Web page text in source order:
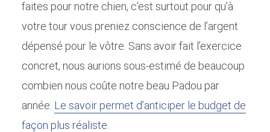
faites pour notre chien, c’est surtout pour qu’à
votre tour vous preniez conscience de l’argent
dépensé pour le vôtre. Sans avoir fait l’exercice
concret, nous aurions sous-estimé de beaucoup
combien nous coûte notre beau Padou par
année. Le savoir permet d’anticiper le budget de
façon plus réaliste.